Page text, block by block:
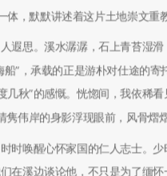
，默默讲述着这片土地崇文重
遐思。溪水潺潺，石上青苔湿
”，承载的正是游朴对仕途的
秋”的感慨。恍惚间，我依稀
伟岸的身影浮现眼前，风骨熠熠
时唤醒心怀家国的仁人志士。
在溪边谈论他，不只是为了缅